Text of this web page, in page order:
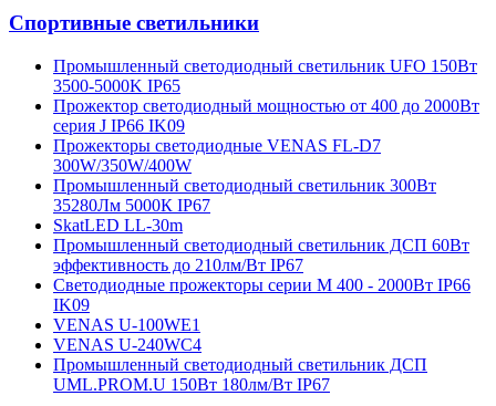
Спортивные светильники
Промышленный светодиодный светильник UFO 150Вт
3500-5000K IP65
Прожектор светодиодный мощностью от 400 до 2000Вт
серия J IP66 IK09
Прожекторы светодиодные VENAS FL-D7
300W/350W/400W
Промышленный светодиодный светильник 300Вт
35280Лм 5000К IP67
SkatLED LL-30m
Промышленный светодиодный светильник ДСП 60Вт
эффективность до 210лм/Вт IP67
Светодиодные прожекторы серии М 400 - 2000Вт IP66
IK09
VENAS U-100WE1
VENAS U-240WC4
Промышленный светодиодный светильник ДСП
UML.PROM.U 150Вт 180лм/Вт IP67